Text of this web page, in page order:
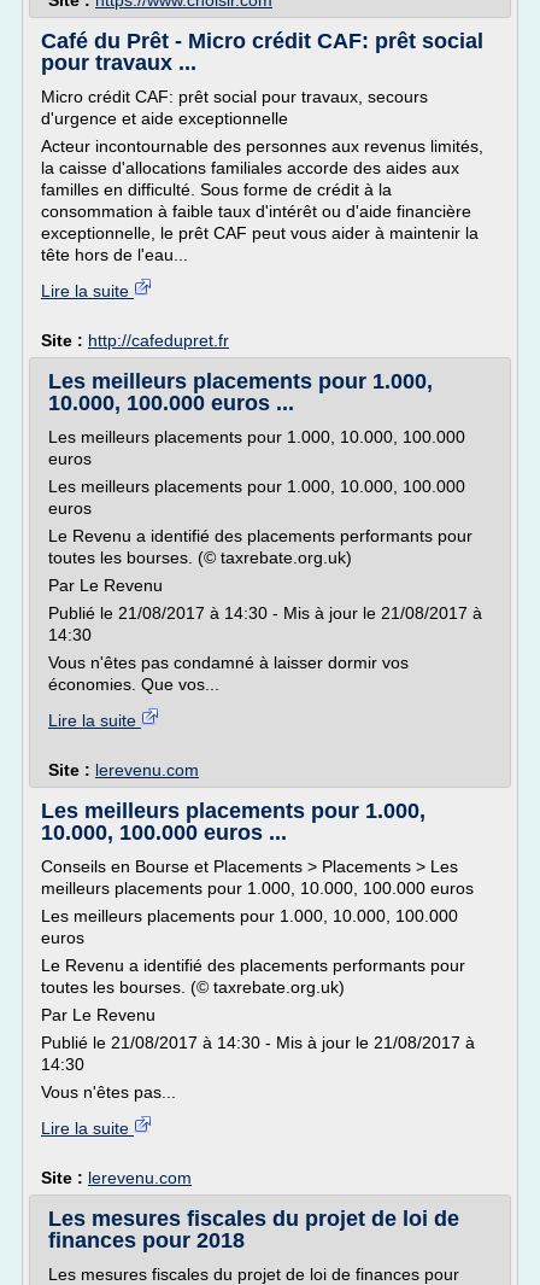
Café du Prêt - Micro crédit CAF: prêt social
pour travaux ...
Micro crédit CAF: prêt social pour travaux, secours
d'urgence et aide exceptionnelle
Acteur incontournable des personnes aux revenus limités,
la caisse d'allocations familiales accorde des aides aux
familles en difficulté. Sous forme de crédit à la
consommation à faible taux d'intérêt ou d'aide financière
exceptionnelle, le prêt CAF peut vous aider à maintenir la
tête hors de l'eau...
Lire la suite
Site : http://cafedupret.fr
Les meilleurs placements pour 1.000,
10.000, 100.000 euros ...
Les meilleurs placements pour 1.000, 10.000, 100.000
euros
Les meilleurs placements pour 1.000, 10.000, 100.000
euros
Le Revenu a identifié des placements performants pour
toutes les bourses. (© taxrebate.org.uk)
Par Le Revenu
Publié le 21/08/2017 à 14:30 - Mis à jour le 21/08/2017 à
14:30
Vous n'êtes pas condamné à laisser dormir vos
économies. Que vos...
Lire la suite
Site : lerevenu.com
Les meilleurs placements pour 1.000,
10.000, 100.000 euros ...
Conseils en Bourse et Placements > Placements > Les
meilleurs placements pour 1.000, 10.000, 100.000 euros
Les meilleurs placements pour 1.000, 10.000, 100.000
euros
Le Revenu a identifié des placements performants pour
toutes les bourses. (© taxrebate.org.uk)
Par Le Revenu
Publié le 21/08/2017 à 14:30 - Mis à jour le 21/08/2017 à
14:30
Vous n'êtes pas...
Lire la suite
Site : lerevenu.com
Les mesures fiscales du projet de loi de
finances pour 2018
Les mesures fiscales du projet de loi de finances pour